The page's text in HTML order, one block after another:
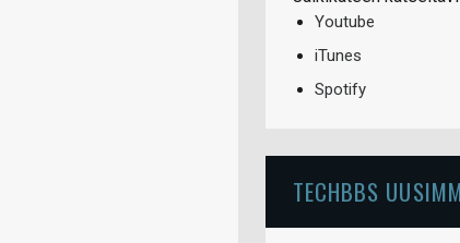
Youtube
iTunes
Spotify
TECHBBS